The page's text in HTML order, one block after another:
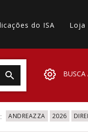
do ISA Loja
ANDREAZZA 2026